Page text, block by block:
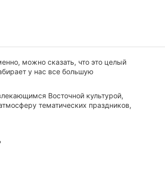
можно сказать, что это целый
у нас все большую
Восточной культурой,
тематических праздников,